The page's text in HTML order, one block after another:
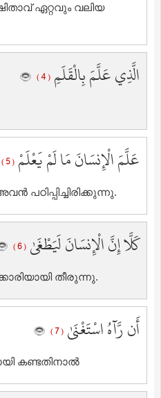
ഏറ്റവും വലിയ
الَّذِي عَلَّمَ بِالْقَلَمِ ( 4 )
عَلَّمَ الْإِنسَانَ مَا لَمْ يَعْلَمْ ( 5 )
كَلَّا إِنَّ الْإِنسَانَ لَيَطْغَىٰ ( 6 )
തീരുന്നു.
أَن رَّآهُ اسْتَغْنَىٰ ( 7 )
കണ്ടതിനാല്‍